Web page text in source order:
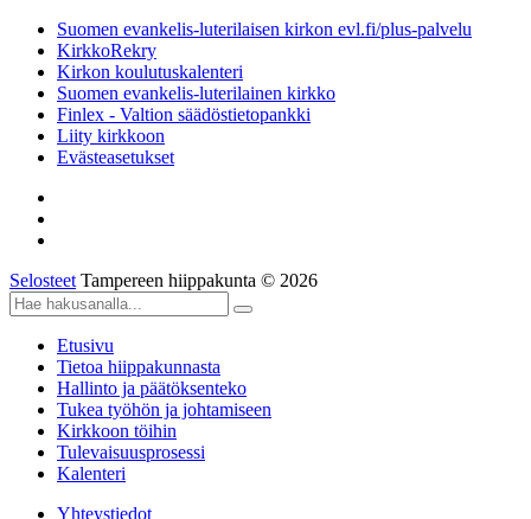
Suomen evankelis-luterilaisen kirkon evl.fi/plus-palvelu
KirkkoRekry
Kirkon koulutuskalenteri
Suomen evankelis-luterilainen kirkko
Finlex - Valtion säädöstietopankki
Liity kirkkoon
Evästeasetukset
Selosteet Tampereen hiippakunta © 2026
Etusivu
Tietoa hiippakunnasta
Hallinto ja päätöksenteko
Tukea työhön ja johtamiseen
Kirkkoon töihin
Tulevaisuusprosessi
Kalenteri
Yhteystiedot